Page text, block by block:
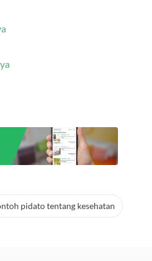
pidato tentang kesehatan